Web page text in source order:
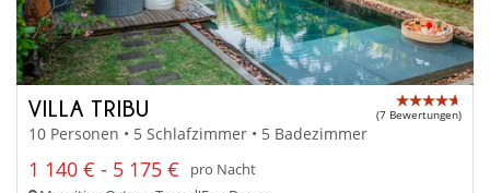
VILLA TRIBU (7 Bewertungen)
10 Personen • 5 Schlafzimmer • 5 Badezimmer
1 140 € - 5 175 €
pro Nacht